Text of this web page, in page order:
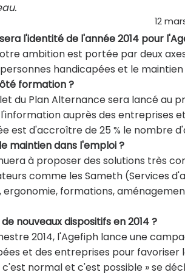
12
l'identité de l'année 2014 pour
ambition est portée par deux
handicapées et le
formation ?
du Plan Alternance sera lancé au
auprès des entreprises
est d'accroître de 25 % le nombre
maintien dans l'emploi ?
à proposer des solutions très
comme les Sameth (Services
formations,
nouveaux dispositifs en 2014 ?
2014, l'Agefiph lance une
et des entreprises pour favoriser
normal et c'est possible » se